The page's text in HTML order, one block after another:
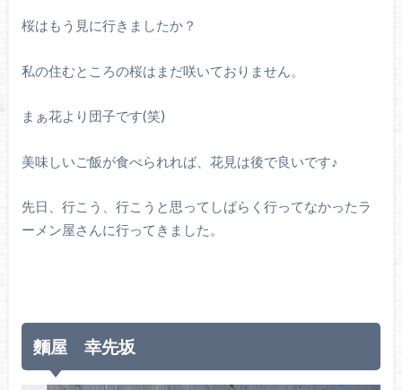
桜はもう見に行きましたか？
私の住むところの桜はまだ咲いておりません。
まぁ花より団子です(笑)
美味しいご飯が食べられれば、花見は後で良いです♪
先日、行こう、行こうと思ってしばらく行ってなかったラ
ーメン屋さんに行ってきました。
麵屋 幸先坂